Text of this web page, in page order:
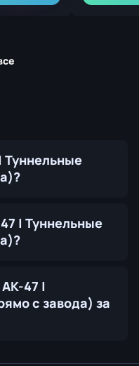
Туннельные
| Туннельные
47 |
с завода) за